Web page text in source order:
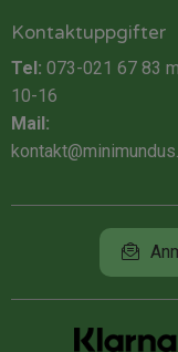
Kontaktuppgifter
Tel: 073-021 67 83
10-16
Mail: